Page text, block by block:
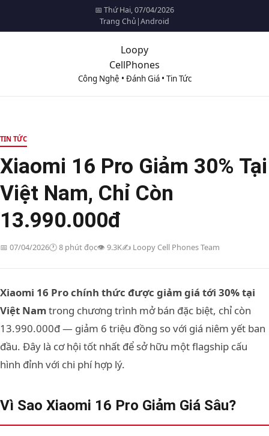
📅 Thứ Hai, 07/04/2026
Trang Chủ |Android
Loopy
CellPhones
Công Nghệ • Đánh Giá • Tin Tức
TIN TỨC
Xiaomi 16 Pro Giảm 30% Tại
Việt Nam, Chỉ Còn
13.990.000đ
📅 07/04/2026🕐 8 phút đọc👁️ 9.3K✍️ Loopy Cell Phones Team
Xiaomi 16 Pro chính thức được giảm giá tới 30% tại
Việt Namtrong chương trình mở bán đặc biệt, chỉ còn
13.990.000đ — giảm 6 triệu đồng so với giá niêm yết ban
đầu. Đây là cơ hội tốt nhất để sở hữu một flagship cấu
hình đỉnh với chi phí hợp lý.
Vì Sao Xiaomi 16 Pro Giảm Giá Sâu?